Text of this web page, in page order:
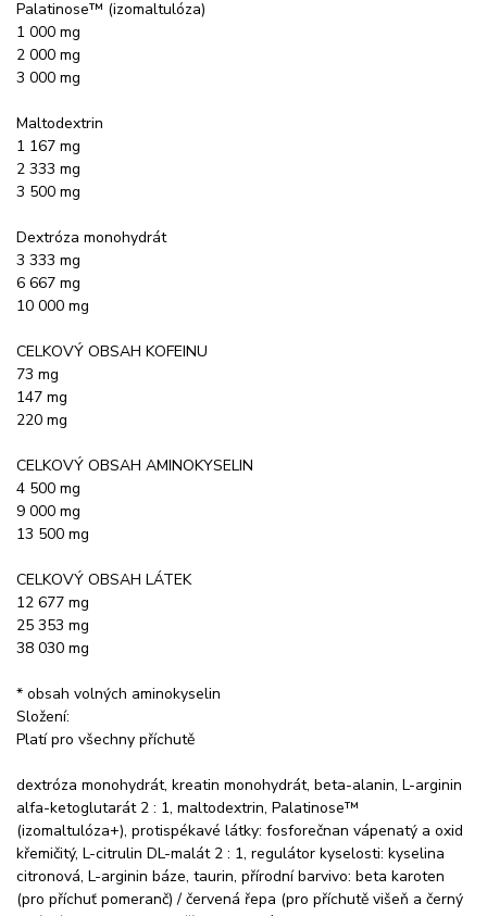
Palatinose™ (izomaltulóza)
1 000 mg
2 000 mg
3 000 mg
Maltodextrin
1 167 mg
2 333 mg
3 500 mg
Dextróza monohydrát
3 333 mg
6 667 mg
10 000 mg
CELKOVÝ OBSAH KOFEINU
73 mg
147 mg
220 mg
CELKOVÝ OBSAH AMINOKYSELIN
4 500 mg
9 000 mg
13 500 mg
CELKOVÝ OBSAH LÁTEK
12 677 mg
25 353 mg
38 030 mg
* obsah volných aminokyselin
Složení:
Platí pro všechny příchutě
dextróza monohydrát, kreatin monohydrát, beta-alanin, L-arginin
alfa-ketoglutarát 2 : 1, maltodextrin, Palatinose™
(izomaltulóza+), protispékavé látky: fosforečnan vápenatý a oxid
křemičitý, L-citrulin DL-malát 2 : 1, regulátor kyselosti: kyselina
citronová, L-arginin báze, taurin, přírodní barvivo: beta karoten
(pro příchuť pomeranč) / červená řepa (pro příchutě višeň a černý